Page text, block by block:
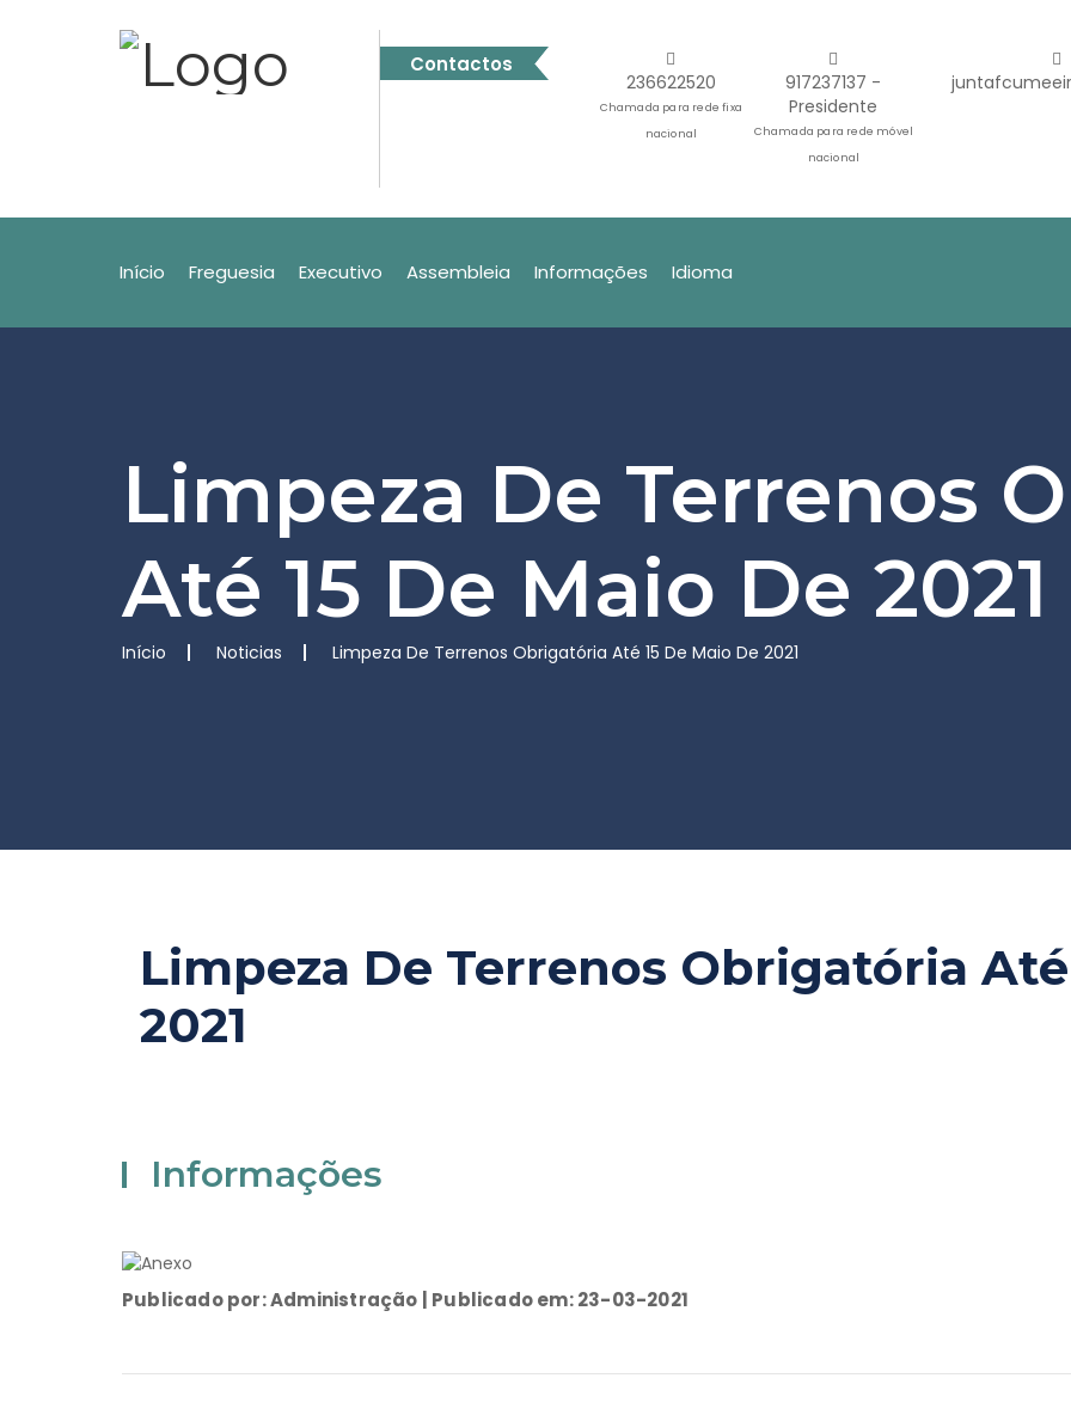
Contactos
236622520
Chamada para rede fixa
nacional
917237137 -
Presidente
Chamada para rede móvel
nacional
Início Freguesia Executivo Assembleia Informações Idioma
Limpeza De Terrenos
Até 15 De Maio De 2021
Início Noticias Limpeza De Terrenos Obrigatória Até 15 De Maio De 2021
Limpeza De Terrenos Obrigatória Até
2021
Informações
Publicado por: Administração | Publicado em: 23-03-2021